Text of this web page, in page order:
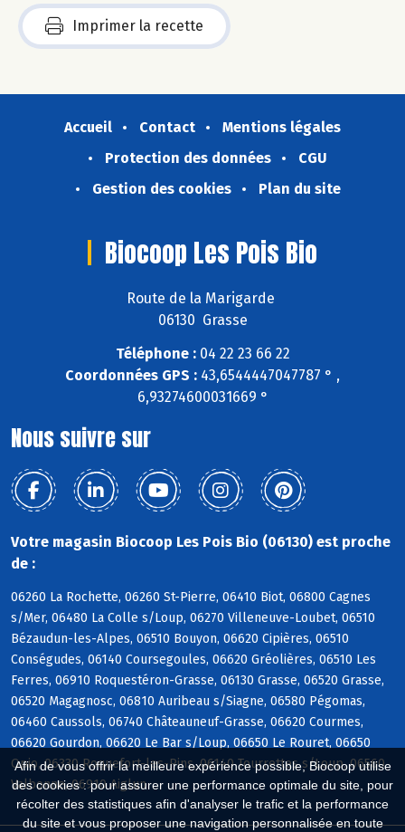
Afin de vous offrir la meilleure expérience possible, Biocoop utilise
des cookies : pour assurer une performance optimale du site, pour
récolter des statistiques afin d'analyser le trafic et la performance
du site et vous proposer une navigation personnalisée en toute
Imprimer la recette
Accueil Contact
Mentions légales
Protection des données
CGU
Gestion des cookies
Plan du site
Biocoop Les Pois Bio
Route de la Marigarde
06130 Grasse
Téléphone :04 22 23 66 22
Coordonnées GPS : 43,6544447047787 ° ,
6,93274600031669 °
Nous suivre sur
Votre magasin Biocoop Les Pois Bio (06130) est proche
de :
06260 La Rochette, 06260 St-Pierre, 06410 Biot, 06800 Cagnes
s/Mer, 06480 La Colle s/Loup, 06270 Villeneuve-Loubet, 06510
Bézaudun-les-Alpes, 06510 Bouyon, 06620 Cipières, 06510
Conségudes, 06140 Coursegoules, 06620 Gréolières, 06510 Les
Ferres, 06910 Roquestéron-Grasse, 06130 Grasse, 06520 Grasse,
06520 Magagnosc, 06810 Auribeau s/Siagne, 06580 Pégomas,
06460 Caussols, 06740 Châteauneuf-Grasse, 06620 Courmes,
06620 Gourdon, 06620 Le Bar s/Loup, 06650 Le Rouret, 06650
Opio, 06330 Roquefort-les-Pins, 06140 Tourrettes s/Loup, 06560
Valbonne, 06910 Aiglun